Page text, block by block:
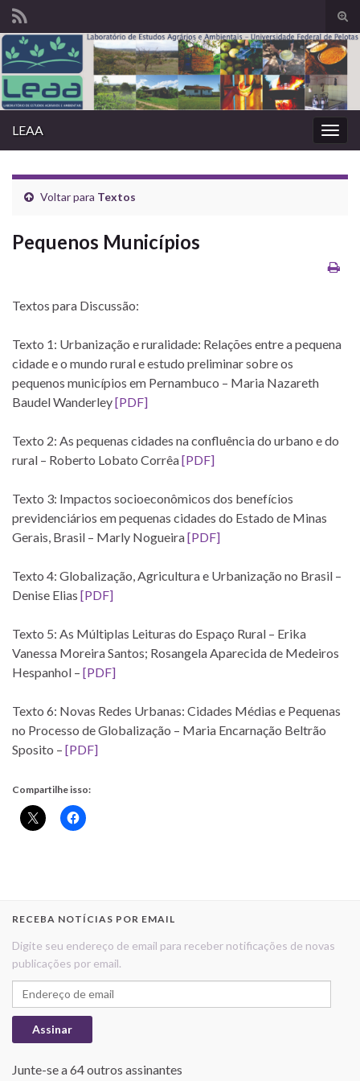
de
Search for:
LEAA
Voltar para Textos
Pequenos Municípios
Textos para Discussão:
Texto 1: Urbanização e ruralidade: Relações entre a pequena
cidade e o mundo rural e estudo preliminar sobre os
pequenos municípios em Pernambuco – Maria Nazareth
Baudel Wanderley[PDF]
Texto 2: As pequenas cidades na confluência do urbano e do
rural – Roberto Lobato Corrêa[PDF]
Texto 3: Impactos socioeconômicos dos benefícios
previdenciários em pequenas cidades do Estado de Minas
Gerais, Brasil – Marly Nogueira[PDF]
Texto 4: Globalização, Agricultura e Urbanização no Brasil –
Denise Elias [PDF]
Texto 5: As Múltiplas Leituras do Espaço Rural – Erika
Vanessa Moreira Santos; Rosangela Aparecida de Medeiros
Hespanhol – [PDF]
Texto 6: Novas Redes Urbanas: Cidades Médias e Pequenas
no Processo de Globalização – Maria Encarnação Beltrão
Sposito – [PDF]
Compartilhe isso:
RECEBA NOTÍCIAS POR EMAIL
Digite seu endereço de email para receber notificações de novas
publicações por email.
Endereço de email
Assinar
Junte-se a 64 outros assinantes